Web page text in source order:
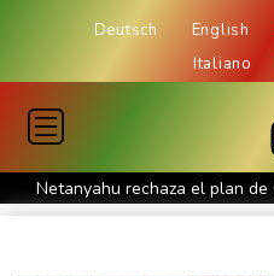
Deutsch English
Italiano
Netanyahu rechaza el plan
de Trump